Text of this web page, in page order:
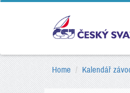
Home Kalendář